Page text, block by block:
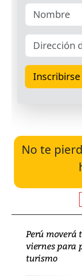
No te
Perú moverá
viernes para
turismo